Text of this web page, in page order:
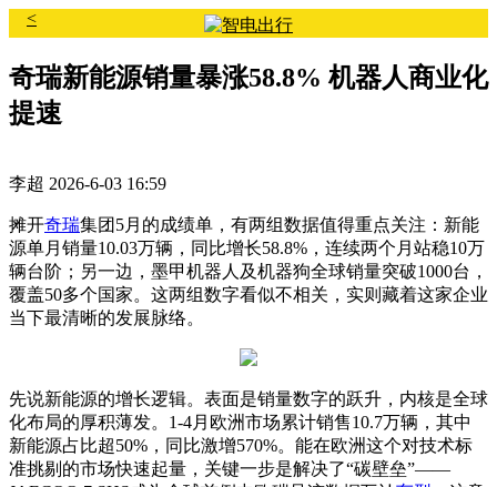
<
奇瑞新能源销量暴涨58.8% 机器人商业化
提速
李超 2026-6-03 16:59
摊开奇瑞集团5月的成绩单，有两组数据值得重点关注：新能
源单月销量10.03万辆，同比增长58.8%，连续两个月站稳10万
辆台阶；另一边，墨甲机器人及机器狗全球销量突破1000台，
覆盖50多个国家。这两组数字看似不相关，实则藏着这家企业
当下最清晰的发展脉络。
先说新能源的增长逻辑。表面是销量数字的跃升，内核是全球
化布局的厚积薄发。1-4月欧洲市场累计销售10.7万辆，其中
新能源占比超50%，同比激增570%。能在欧洲这个对技术标
准挑剔的市场快速起量，关键一步是解决了“碳壁垒”——